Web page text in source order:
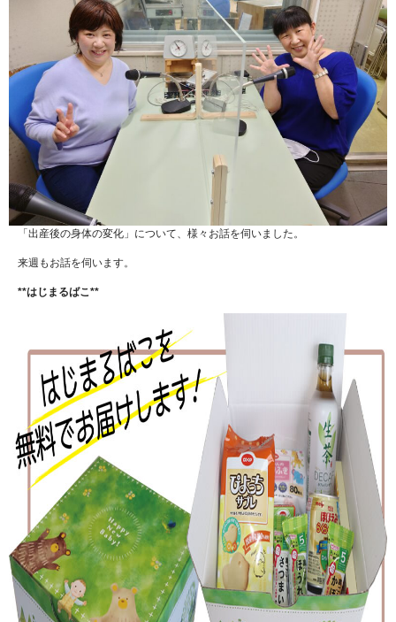
「出産後の身体の変化」について、様々お話を伺いました。
来週もお話を伺います。
**はじまるばこ**